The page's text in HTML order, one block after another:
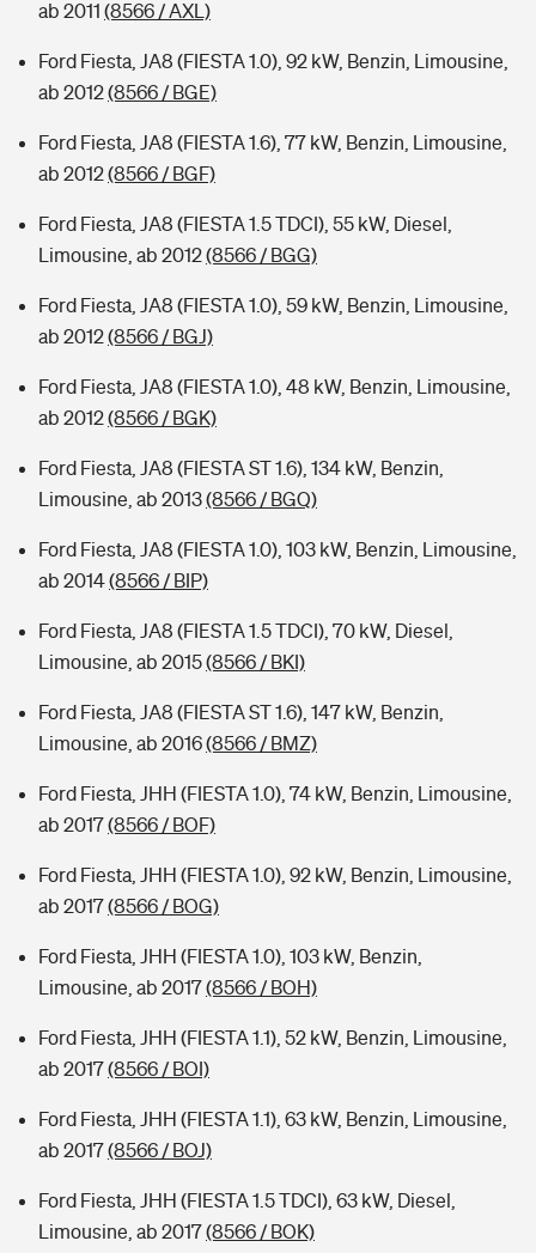
ab 2011 (8566 / AXL)
Ford Fiesta, JA8 (FIESTA 1.0), 92 kW, Benzin, Limousine,
ab 2012(8566 / BGE)
Ford Fiesta, JA8 (FIESTA 1.6), 77 kW, Benzin, Limousine,
ab 2012(8566 / BGF)
Ford Fiesta, JA8 (FIESTA 1.5 TDCI), 55 kW, Diesel,
Limousine, ab 2012(8566 / BGG)
Ford Fiesta, JA8 (FIESTA 1.0), 59 kW, Benzin, Limousine,
ab 2012(8566 / BGJ)
Ford Fiesta, JA8 (FIESTA 1.0), 48 kW, Benzin, Limousine,
ab 2012(8566 / BGK)
Ford Fiesta, JA8 (FIESTA ST 1.6), 134 kW, Benzin,
Limousine, ab 2013(8566 / BGQ)
Ford Fiesta, JA8 (FIESTA 1.0), 103 kW, Benzin, Limousine,
ab 2014(8566 / BIP)
Ford Fiesta, JA8 (FIESTA 1.5 TDCI), 70 kW, Diesel,
Limousine, ab 2015(8566 / BKI)
Ford Fiesta, JA8 (FIESTA ST 1.6), 147 kW, Benzin,
Limousine, ab 2016(8566 / BMZ)
Ford Fiesta, JHH (FIESTA 1.0), 74 kW, Benzin, Limousine,
ab 2017(8566 / BOF)
Ford Fiesta, JHH (FIESTA 1.0), 92 kW, Benzin, Limousine,
ab 2017(8566 / BOG)
Ford Fiesta, JHH (FIESTA 1.0), 103 kW, Benzin,
Limousine, ab 2017(8566 / BOH)
Ford Fiesta, JHH (FIESTA 1.1), 52 kW, Benzin, Limousine,
ab 2017(8566 / BOI)
Ford Fiesta, JHH (FIESTA 1.1), 63 kW, Benzin, Limousine,
ab 2017(8566 / BOJ)
Ford Fiesta, JHH (FIESTA 1.5 TDCI), 63 kW, Diesel,
Limousine, ab 2017(8566 / BOK)